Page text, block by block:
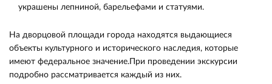
украшены лепниной, барельефами и статуями.
На дворцовой площади города находятся выдающиеся
объекты культурного и исторического наследия, которые
имеют федеральное значение.При проведении экскурсии
подробно рассматривается каждый из них.